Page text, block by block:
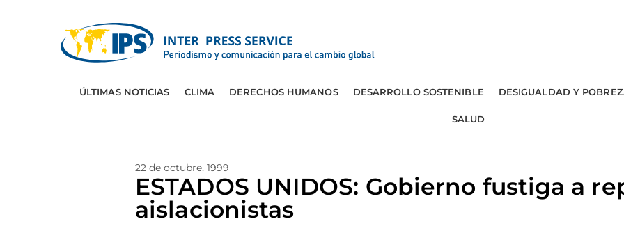
ÚLTIMAS NOTICIAS CLIMA DERECHOS HUMANOS DESARROLLO SOSTENIBLE DESIGUALDAD Y
SALUD
22 de octubre, 1999
ESTADOS UNIDOS: Gobierno fustiga a
aislacionistas